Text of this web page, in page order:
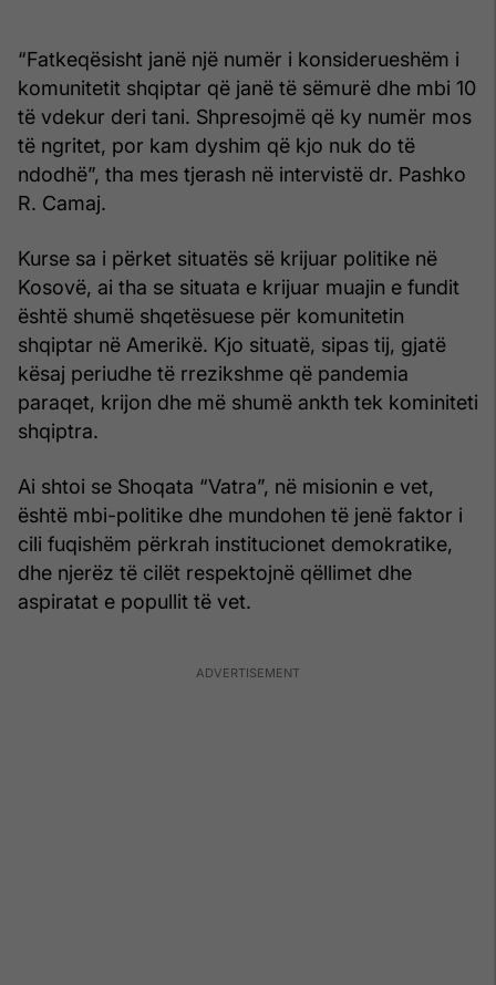
“Fatkeqësisht janë një numër i konsiderueshëm i
komunitetit shqiptar që janë të sëmurë dhe mbi 10
të vdekur deri tani. Shpresojmë që ky numër mos
të ngritet, por kam dyshim që kjo nuk do të
ndodhë”, tha mes tjerash në intervistë dr. Pashko
R. Camaj.
Kurse sa i përket situatës së krijuar politike në
Kosovë, ai tha se situata e krijuar muajin e fundit
është shumë shqetësuese për komunitetin
shqiptar në Amerikë. Kjo situatë, sipas tij, gjatë
kësaj periudhe të rrezikshme që pandemia
paraqet, krijon dhe më shumë ankth tek kominiteti
shqiptra.
Ai shtoi se Shoqata “Vatra”, në misionin e vet,
është mbi-politike dhe mundohen të jenë faktor i
cili fuqishëm përkrah institucionet demokratike,
dhe njerëz të cilët respektojnë qëllimet dhe
aspiratat e popullit të vet.